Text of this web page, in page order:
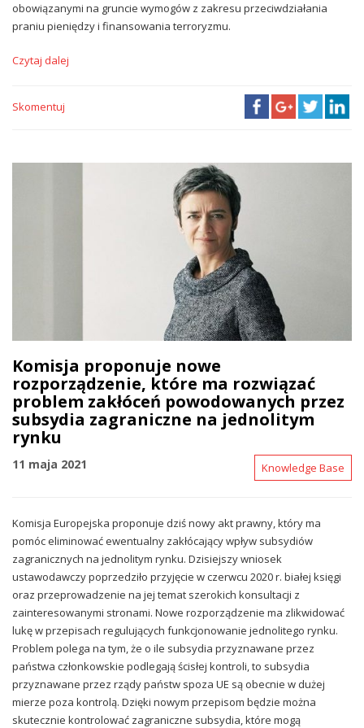
obowiązanymi na gruncie wymogów z zakresu przeciwdziałania
praniu pieniędzy i finansowania terroryzmu.
Czytaj dalej
Skomentuj
Komisja proponuje nowe
rozporządzenie, które ma rozwiązać
problem zakłóceń powodowanych przez
subsydia zagraniczne na jednolitym
rynku
11 maja 2021 Knowledge Base
Komisja Europejska proponuje dziś nowy akt prawny, który ma
pomóc eliminować ewentualny zakłócający wpływ subsydiów
zagranicznych na jednolitym rynku. Dzisiejszy wniosek
ustawodawczy poprzedziło przyjęcie w czerwcu 2020 r. białej księgi
oraz przeprowadzenie na jej temat szerokich konsultacji z
zainteresowanymi stronami. Nowe rozporządzenie ma zlikwidować
lukę w przepisach regulujących funkcjonowanie jednolitego rynku.
Problem polega na tym, że o ile subsydia przyznawane przez
państwa członkowskie podlegają ścisłej kontroli, to subsydia
przyznawane przez rządy państw spoza UE są obecnie w dużej
mierze poza kontrolą. Dzięki nowym przepisom będzie można
skutecznie kontrolować zagraniczne subsydia, które mogą